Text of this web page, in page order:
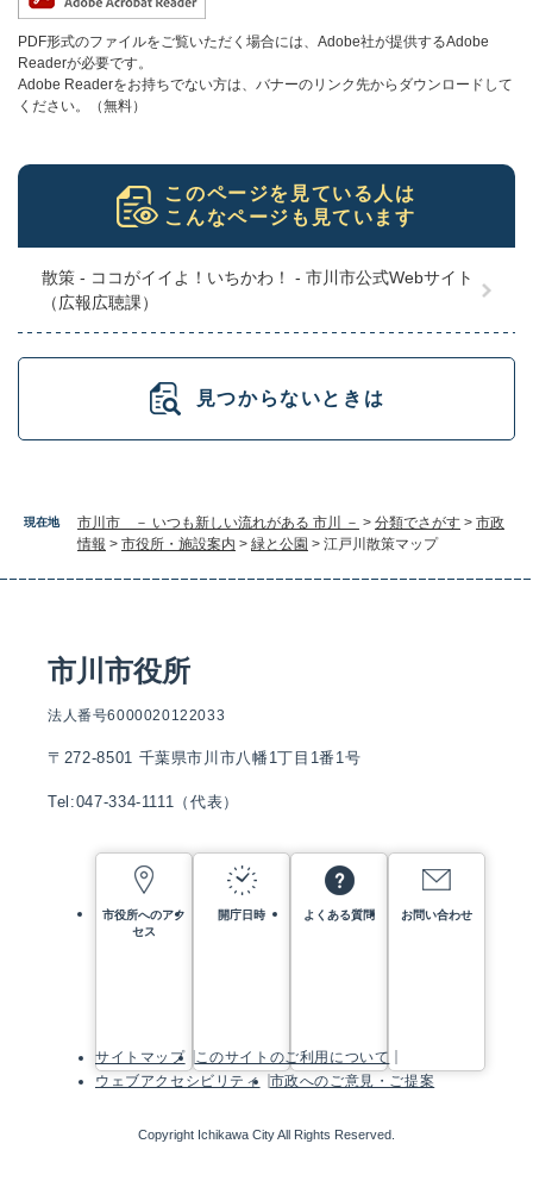
現在地 市川市 － いつも新しい流れがある 市川 － > 分類でさがす > 市政
情報 > 市役所・施設案内 > 緑と公園 > 江戸川散策マップ
PDF形式のファイルをご覧いただく場合には、Adobe社が提供するAdobe
Readerが必要です。
Adobe Readerをお持ちでない方は、バナーのリンク先からダウンロードして
ください。（無料）
このページを見ている人は
こんなページも見ています
散策 - ココがイイよ！いちかわ！ - 市川市公式Webサイト
（広報広聴課）
見つからないときは
市川市役所
法人番号6000020122033
〒272-8501 千葉県市川市八幡1丁目1番1号
Tel:047-334-1111（代表）
市役所へのアク
セス
開庁日時 よくある質問 お問い合わせ
サイトマップ
このサイトのご利用について
ウェブアクセシビリティ
市政へのご意見・ご提案
Copyright Ichikawa City All Rights Reserved.